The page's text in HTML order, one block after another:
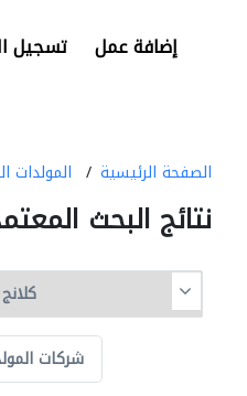
تسجيل إضافة عمل
الصفحة الرئيسية المولدات
نتائج البحث
شركات